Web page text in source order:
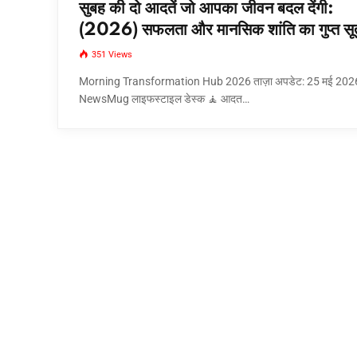
सुबह की दो आदतें जो आपका जीवन बदल देंगी:
(2026) सफलता और मानसिक शांति का गुप्त
351 Views
Morning Transformation Hub 2026 ताज़ा अपडेट: 25 मई
NewsMug लाइफस्टाइल डेस्क 🧘 आदत…